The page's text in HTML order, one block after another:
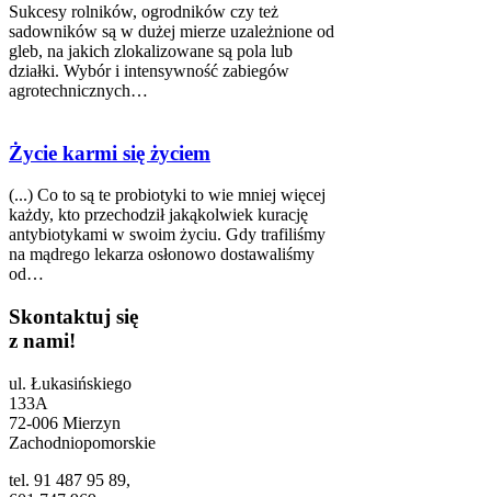
Sukcesy rolników, ogrodników czy też
sadowników są w dużej mierze uzależnione od
gleb, na jakich zlokalizowane są pola lub
działki. Wybór i intensywność zabiegów
agrotechnicznych…
Życie karmi się życiem
(...) Co to są te probiotyki to wie mniej więcej
każdy, kto przechodził jakąkolwiek kurację
antybiotykami w swoim życiu. Gdy trafiliśmy
na mądrego lekarza osłonowo dostawaliśmy
od…
Skontaktuj się
z nami!
ul. Łukasińskiego
133A
72-006 Mierzyn
Zachodniopomorskie
tel. 91 487 95 89,